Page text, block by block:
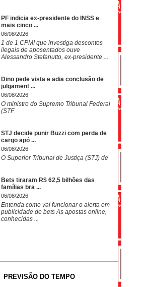
PF indicia ex-presidente do INSS e
mais cinco ...
06/08/2026
1 de 1 CPMI que investiga descontos
ilegais de aposentados ouve
Alessandro Stefanutto, ex-presidente ...
Dino pede vista e adia conclusão de
julgament ...
06/08/2026
O ministro do Supremo Tribunal Federal
(STF
STJ decide punir Buzzi com perda de
cargo apó ...
06/08/2026
O Superior Tribunal de Justiça (STJ) de
Bets tiraram R$ 62,5 bilhões das
famílias bra ...
06/08/2026
Entenda como vai funcionar o alerta em
publicidade de bets As apostas online,
conhecidas ...
PREVISÃO DO TEMPO